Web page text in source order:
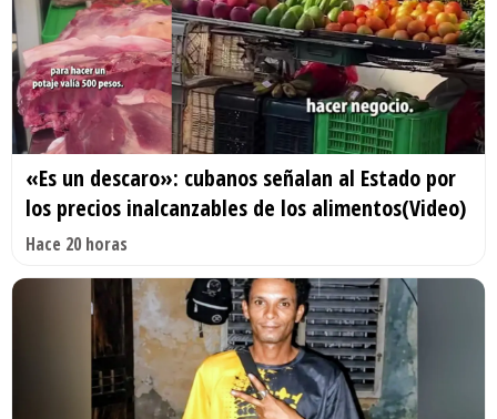
«Es un descaro»: cubanos señalan al Estado por
los precios inalcanzables de los alimentos(Video)
Hace 20 horas